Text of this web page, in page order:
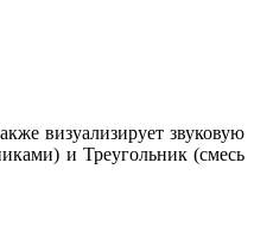
визуализирует звуковую
и Треугольник (смесь